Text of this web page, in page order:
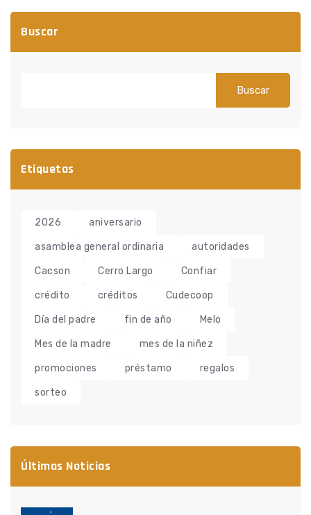
Buscar
Buscar
Etiquetas
2026 aniversario
asamblea general ordinaria autoridades
Cacson Cerro Largo Confiar
crédito créditos Cudecoop
Día del padre fin de año Melo
Mes de la madre mes de la niñez
promociones préstamo regalos
sorteo
Últimas Noticias